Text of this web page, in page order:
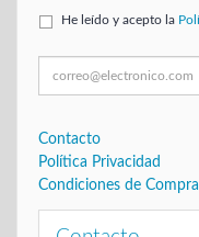
He leído y acepto la
Contacto
Política Privacidad
Condiciones de Compra